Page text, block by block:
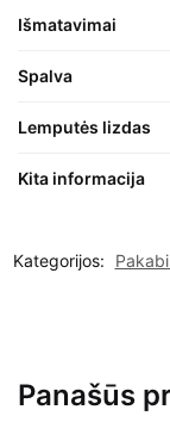
Išmatavimai
Spalva
Lemputės lizdas
Kita informacija
Kategorijos:
Panašūs